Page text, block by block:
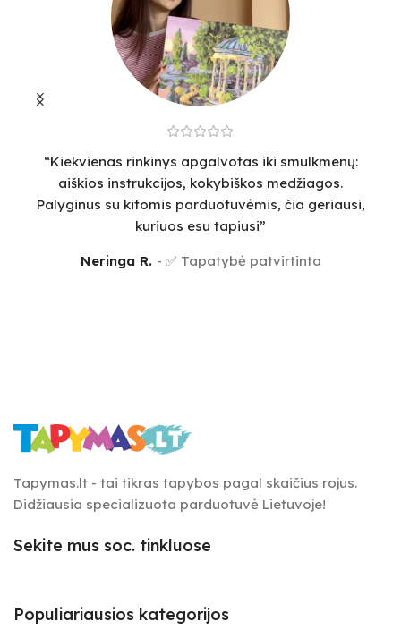
“Kiekvienas rinkinys apgalvotas iki smulkmenų:
aiškios instrukcijos, kokybiškos medžiagos.
Palyginus su kitomis parduotuvėmis, čia geriausi,
kuriuos esu tapiusi”
Neringa R. ✅ Tapatybė patvirtinta
Tapymas.lt - tai tikras tapybos pagal skaičius rojus.
Didžiausia specializuota parduotuvė Lietuvoje!
Sekite mus soc. tinkluose
Populiariausios kategorijos